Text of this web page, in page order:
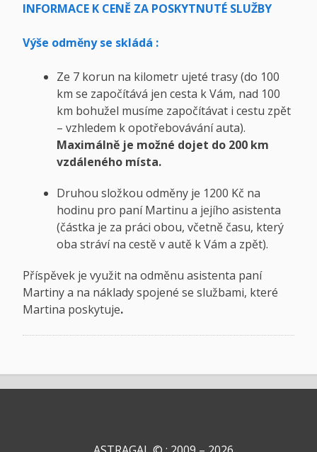
INFORMACE K CENĚ ZA POSKYTNUTÉ SLUŽBY
Výše odměny se skládá :
Ze 7 korun na kilometr ujeté trasy (do 100
km se započítává jen cesta k Vám, nad 100
km bohužel musíme započítávat i cestu zpět
– vzhledem k opotřebovávání auta).
Maximálně je možné dojet do 200 km
vzdáleného místa.
Druhou složkou odměny je 1200 Kč na
hodinu pro paní Martinu a jejího asistenta
(částka je za práci obou, včetně času, který
oba stráví na cestě v autě k Vám a zpět).
Příspěvek je využit na odměnu asistenta paní
Martiny a na náklady spojené se službami, které
Martina poskytuje.